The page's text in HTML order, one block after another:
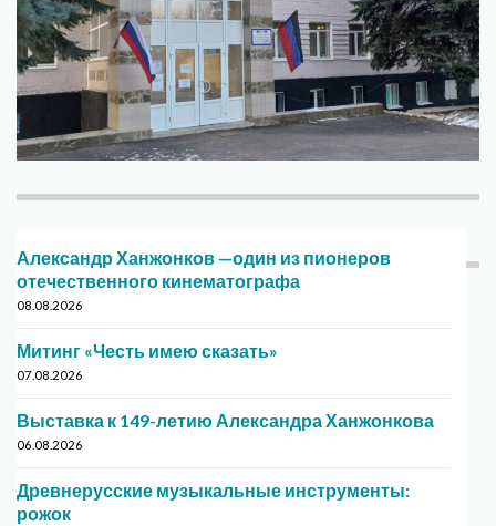
Александр Ханжонков —один из пионеров
отечественного кинематографа
08.08.2026
Митинг «Честь имею сказать»
07.08.2026
Выставка к 149-летию Александра Ханжонкова
06.08.2026
Древнерусские музыкальные инструменты:
рожок